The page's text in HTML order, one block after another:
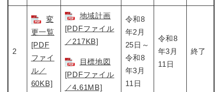
2
変
更一覧
[PDF
ファイ
ル／
60KB]
地域計画
[PDFファイル
／217KB]
目標地図
[PDFファイル
／4.61MB]
令和8
年2月
25日～
令和8
年3月
11日
令和8
年3月
11日
終了